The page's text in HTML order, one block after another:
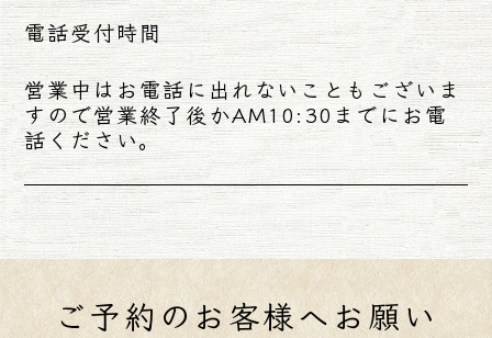
電話受付時間
営業中はお電話に出れないこともございま
すので営業終了後かAM10:30までにお電
話ください。
ご予約のお客様へお願い